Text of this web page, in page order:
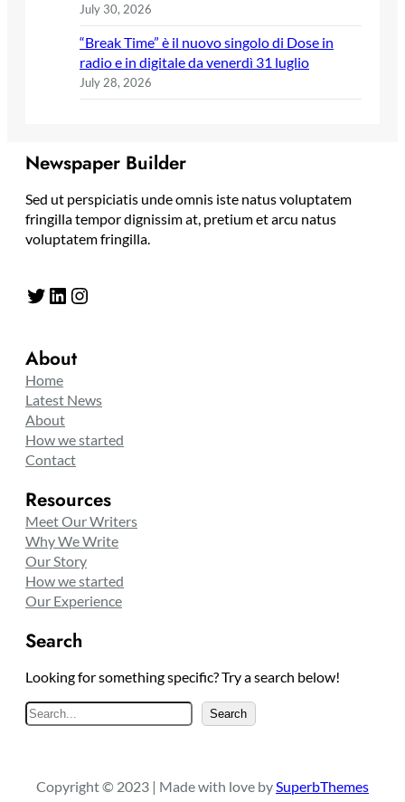
July 30, 2026
“Break Time” è il nuovo singolo di Dose in
radio e in digitale da venerdì 31 luglio
July 28, 2026
Newspaper Builder
Sed ut perspiciatis unde omnis iste natus voluptatem
fringilla tempor dignissim at, pretium et arcu natus
voluptatem fringilla.
Twitter LinkedIn Instagram
About
Home
Latest News
About
How we started
Contact
Resources
Meet Our Writers
Why We Write
Our Story
How we started
Our Experience
Search
Looking for something specific? Try a search below!
S
e
c
Search
Copyright © 2023 | Made with love bySuperbThemes